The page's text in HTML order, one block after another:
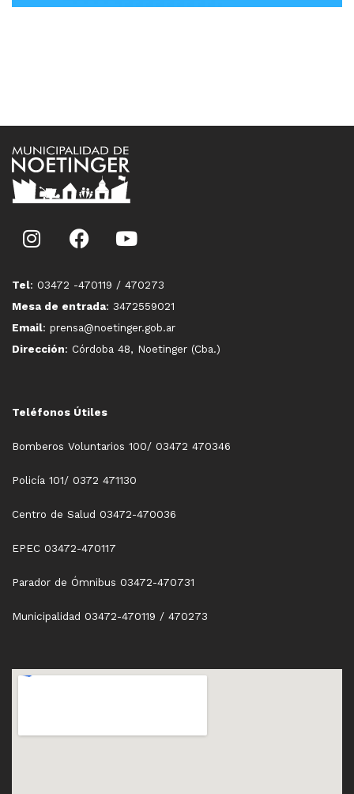
Tel: 03472 -470119 / 470273
Mesa de entrada: 3472559021
Email: prensa@noetinger.gob.ar
Dirección: Córdoba 48, Noetinger (Cba.)
Teléfonos Útiles
Bomberos Voluntarios 100/ 03472 470346
Policía 101/ 0372 471130
Centro de Salud 03472-470036
EPEC 03472-470117
Parador de Ómnibus 03472-470731
Municipalidad 03472-470119 / 470273